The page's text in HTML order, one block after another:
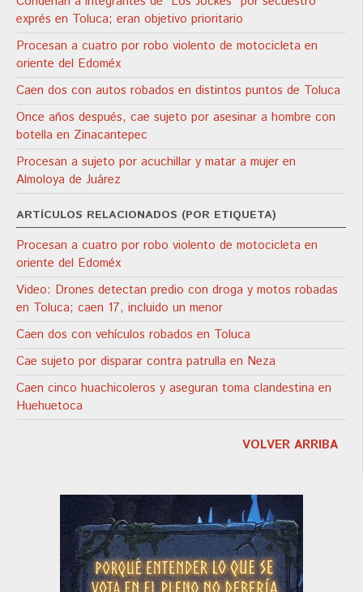
exprés en Toluca; eran objetivo prioritario
Procesan a cuatro por robo violento de motocicleta en
oriente del Edoméx
Caen dos con autos robados en distintos puntos de Toluca
Once años después, cae sujeto por asesinar a hombre con
botella en Zinacantepec
Procesan a sujeto por acuchillar y matar a mujer en
Almoloya de Juárez
ARTÍCULOS RELACIONADOS (POR ETIQUETA)
Procesan a cuatro por robo violento de motocicleta en
oriente del Edoméx
Video: Drones detectan predio con droga y motos robadas
en Toluca; caen 17, incluido un menor
Caen dos con vehículos robados en Toluca
Cae sujeto por disparar contra patrulla en Neza
Caen cinco huachicoleros y aseguran toma clandestina en
Huehuetoca
VOLVER ARRIBA